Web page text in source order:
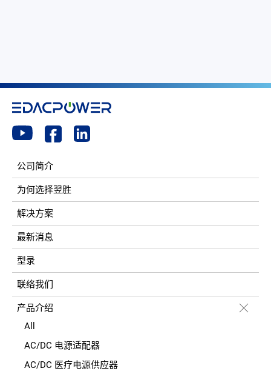
公司简介
为何选择翌胜
解决方案
最新消息
型录
联络我们
产品介绍
All
AC/DC 电源适配器
AC/DC 医疗电源供应器